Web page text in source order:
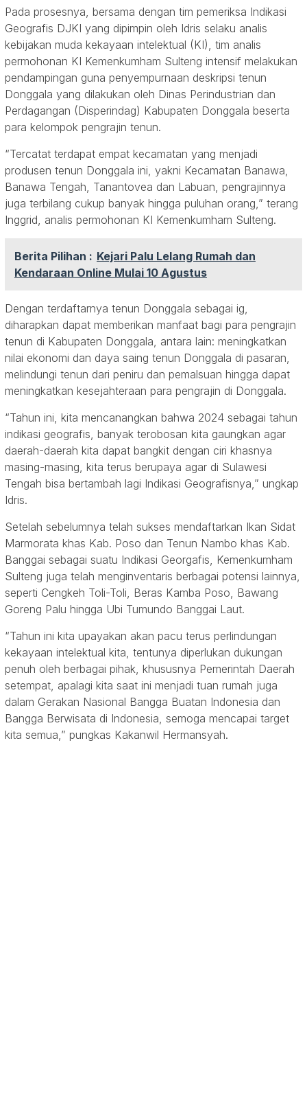
Pada prosesnya, bersama dengan tim pemeriksa Indikasi
Geografis DJKI yang dipimpin oleh Idris selaku analis
kebijakan muda kekayaan intelektual (KI), tim analis
permohonan KI Kemenkumham Sulteng intensif melakukan
pendampingan guna penyempurnaan deskripsi tenun
Donggala yang dilakukan oleh Dinas Perindustrian dan
Perdagangan (Disperindag) Kabupaten Donggala beserta
para kelompok pengrajin tenun.
“Tercatat terdapat empat kecamatan yang menjadi
produsen tenun Donggala ini, yakni Kecamatan Banawa,
Banawa Tengah, Tanantovea dan Labuan, pengrajinnya
juga terbilang cukup banyak hingga puluhan orang,” terang
Inggrid, analis permohonan KI Kemenkumham Sulteng.
Berita Pilihan : Kejari Palu Lelang Rumah dan
Kendaraan Online Mulai 10 Agustus
Dengan terdaftarnya tenun Donggala sebagai ig,
diharapkan dapat memberikan manfaat bagi para pengrajin
tenun di Kabupaten Donggala, antara lain: meningkatkan
nilai ekonomi dan daya saing tenun Donggala di pasaran,
melindungi tenun dari peniru dan pemalsuan hingga dapat
meningkatkan kesejahteraan para pengrajin di Donggala.
“Tahun ini, kita mencanangkan bahwa 2024 sebagai tahun
indikasi geografis, banyak terobosan kita gaungkan agar
daerah-daerah kita dapat bangkit dengan ciri khasnya
masing-masing, kita terus berupaya agar di Sulawesi
Tengah bisa bertambah lagi Indikasi Geografisnya,” ungkap
Idris.
Setelah sebelumnya telah sukses mendaftarkan Ikan Sidat
Marmorata khas Kab. Poso dan Tenun Nambo khas Kab.
Banggai sebagai suatu Indikasi Georgafis, Kemenkumham
Sulteng juga telah menginventaris berbagai potensi lainnya,
seperti Cengkeh Toli-Toli, Beras Kamba Poso, Bawang
Goreng Palu hingga Ubi Tumundo Banggai Laut.
“Tahun ini kita upayakan akan pacu terus perlindungan
kekayaan intelektual kita, tentunya diperlukan dukungan
penuh oleh berbagai pihak, khususnya Pemerintah Daerah
setempat, apalagi kita saat ini menjadi tuan rumah juga
dalam Gerakan Nasional Bangga Buatan Indonesia dan
Bangga Berwisata di Indonesia, semoga mencapai target
kita semua,” pungkas Kakanwil Hermansyah.